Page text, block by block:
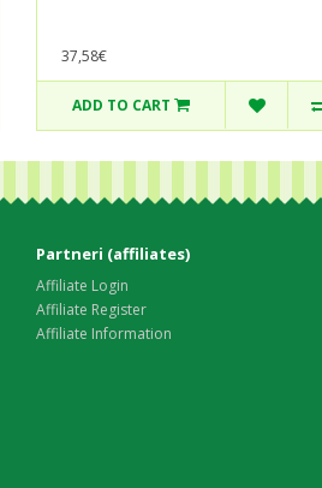
37,58€
ADD TO CART
Partneri (affiliates)
Affiliate Login
Affiliate Register
Affiliate Information